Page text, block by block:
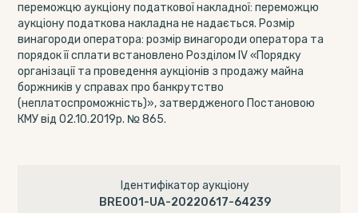
переможцю аукціону податкової накладної: переможцю
аукціону податкова накладна не надається. Розмір
винагороди оператора: розмір винагороди оператора та
порядок її сплати встановлено Розділом ІV «Порядку
організації та проведення аукціонів з продажу майна
боржників у справах про банкрутство
(неплатоспроможність)», затвердженого Постановою
КМУ від 02.10.2019р. № 865.
Ідентифікатор аукціону
BRE001-UA-20220617-64239